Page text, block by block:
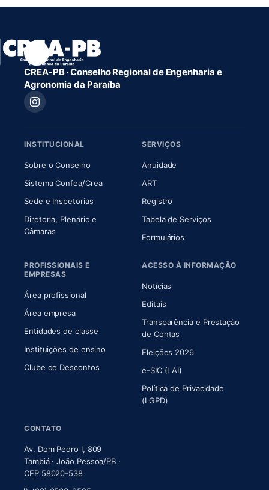
CREA-PB · Conselho Regional de Engenharia e
Agronomia da Paraíba
INSTITUCIONAL
Sobre o Conselho(abre em nova aba)
Sistema Confea/Crea(abre em nova aba)
Sede e Inspetorias
Diretoria, Plenário e
Câmaras(abre em nova aba)
SERVIÇOS
Anuidade
ART(abre em nova aba)
Registro
Tabela de Serviços
Formulários
PROFISSIONAIS E
EMPRESAS
Área profissional
Área empresa
Entidades de classe
Instituições de ensino
Clube de Descontos
ACESSO À INFORMAÇÃO
Notícias
Editais
Transparência e Prestação
de Contas
Eleições 2026
e-SIC (LAI)
Política de Privacidade
(LGPD)
CONTATO
Av. Dom Pedro I, 809
Tambiá · João Pessoa/PB ·
CEP 58020-538